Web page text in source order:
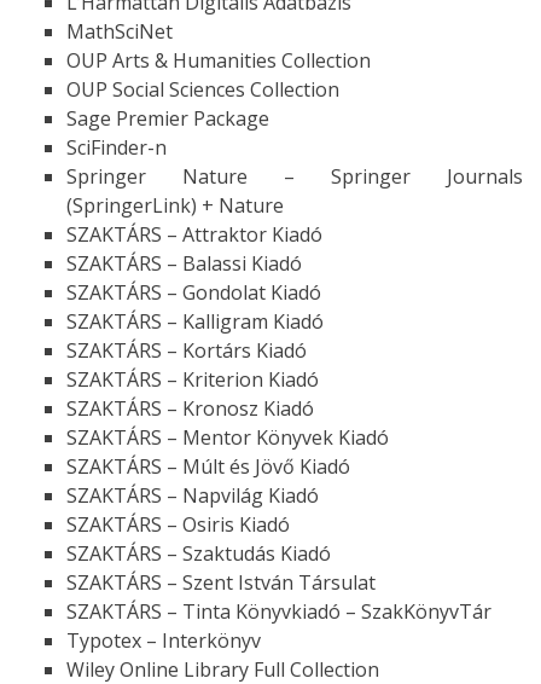
MathSciNet
OUP Arts & Humanities Collection
OUP Social Sciences Collection
Sage Premier Package
SciFinder-n
Springer Nature – Springer Journals
(SpringerLink) + Nature
SZAKTÁRS – Attraktor Kiadó
SZAKTÁRS – Balassi Kiadó
SZAKTÁRS – Gondolat Kiadó
SZAKTÁRS – Kalligram Kiadó
SZAKTÁRS – Kortárs Kiadó
SZAKTÁRS – Kriterion Kiadó
SZAKTÁRS – Kronosz Kiadó
SZAKTÁRS – Mentor Könyvek Kiadó
SZAKTÁRS – Múlt és Jövő Kiadó
SZAKTÁRS – Napvilág Kiadó
SZAKTÁRS – Osiris Kiadó
SZAKTÁRS – Szaktudás Kiadó
SZAKTÁRS – Szent István Társulat
SZAKTÁRS – Tinta Könyvkiadó – SzakKönyvTár
Typotex – Interkönyv
Wiley Online Library Full Collection